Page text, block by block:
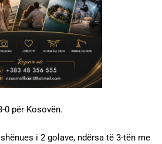
0 për Kosovën.
i 2 golave, ndërsa të 3-tën me